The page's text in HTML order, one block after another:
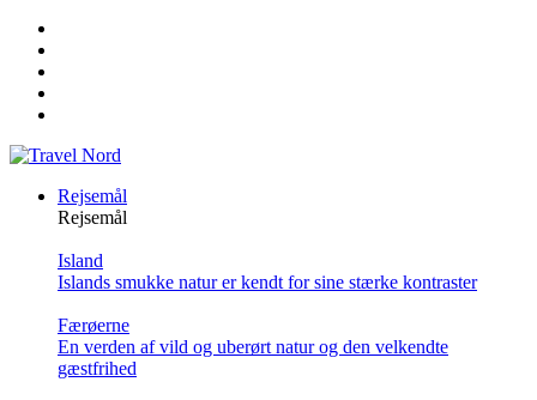
Rejsemål
Rejsemål
Island
Islands smukke natur er kendt for sine stærke kontraster
Færøerne
En verden af vild og uberørt natur og den velkendte
gæstfrihed